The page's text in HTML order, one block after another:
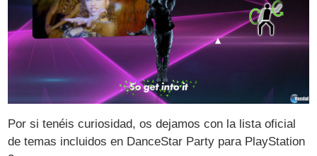
Por si tenéis curiosidad, os dejamos con la lista oficial
de temas incluidos en DanceStar Party para PlayStation